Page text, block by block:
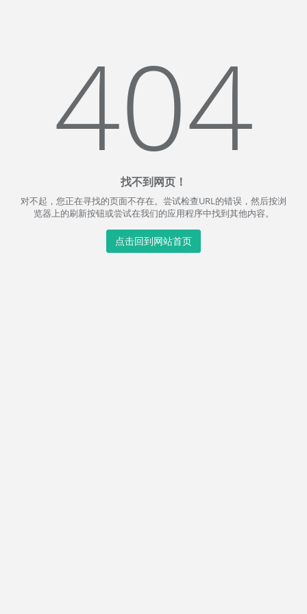
404
找不到网页！
对不起，您正在寻找的页面不存在。尝试检查URL的错误，然后按浏
览器上的刷新按钮或尝试在我们的应用程序中找到其他内容。
点击回到网站首页